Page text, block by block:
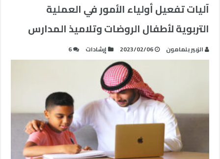
آليات تفعيل أولياء الأمور في العملية
التربوية لأطفال الروضات وتلاميذ المدارس
الزبير بلمامون 2023/02/06 إرشادات 6